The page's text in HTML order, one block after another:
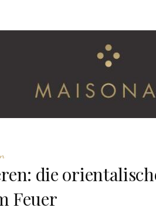
die
Feuer